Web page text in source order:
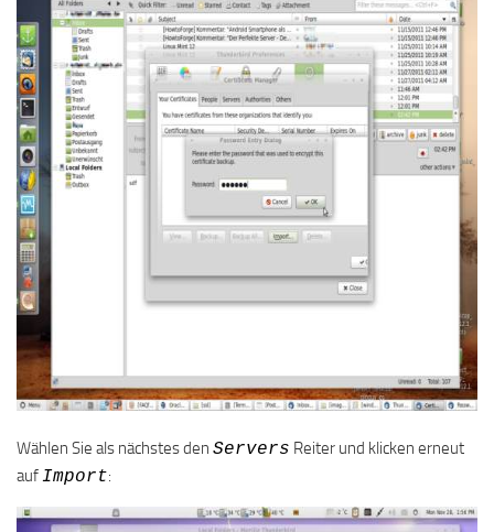
Wählen Sie als nächstes den Servers Reiter und klicken erneut
aufImport: